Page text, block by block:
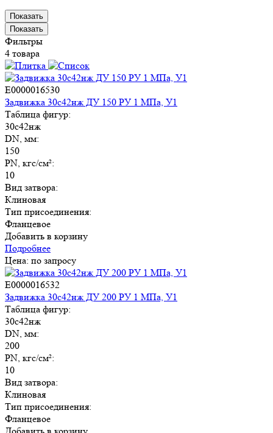
Показать
Показать
Фильтры
4 товара
E0000016530
Задвижка 30с42нж ДУ 150 РУ 1 МПа, У1
Таблица фигур:
30с42нж
DN, мм:
150
PN, кгс/см²:
10
Вид затвора:
Клиновая
Тип присоединения:
Фланцевое
Добавить в корзину
Подробнее
Цена: по запросу
E0000016532
Задвижка 30с42нж ДУ 200 РУ 1 МПа, У1
Таблица фигур:
30с42нж
DN, мм:
200
PN, кгс/см²:
10
Вид затвора:
Клиновая
Тип присоединения:
Фланцевое
Добавить в корзину